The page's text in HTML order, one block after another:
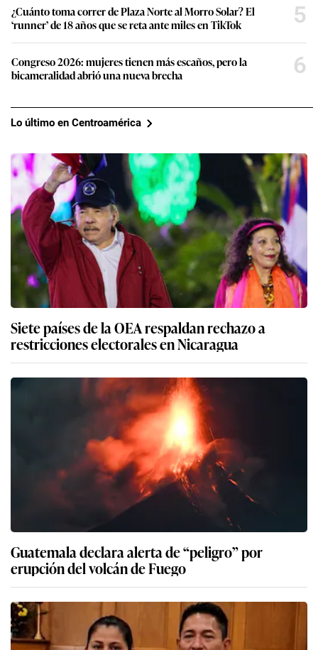
¿Cuánto toma correr de Plaza Norte al Morro Solar? El
‘runner’ de 18 años que se reta ante miles en TikTok
5
Congreso 2026: mujeres tienen más escaños, pero la
bicameralidad abrió una nueva brecha
6
Lo último en Centroamérica
Siete países de la OEA respaldan rechazo a
restricciones electorales en Nicaragua
Guatemala declara alerta de “peligro” por
erupción del volcán de Fuego